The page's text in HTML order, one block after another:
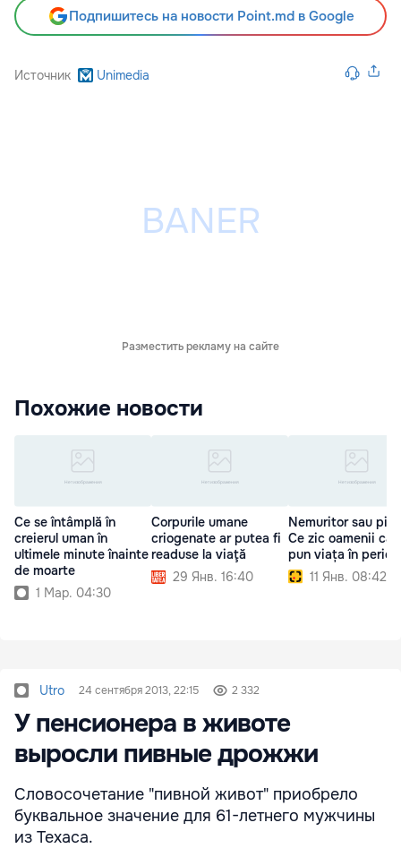
Подпишитесь на новости Point.md в Google
Источник Unimedia
Разместить рекламу на сайте
Похожие новости
Ce se întâmplă în
creierul uman în
ultimele minute înainte
de moarte
1 Мар. 04:30
Corpurile umane
criogenate ar putea fi
readuse la viaţă
29 Янв. 16:40
Nemuritor sau
Ce zic oamenii
pun viața în pericol
11 Янв. 08:42
Utro 24 сентября 2013, 22:15 2 332
У пенсионера в животе
выросли пивные дрожжи
Словосочетание "пивной живот" приобрело
буквальное значение для 61-летнего мужчины
из Техаса.